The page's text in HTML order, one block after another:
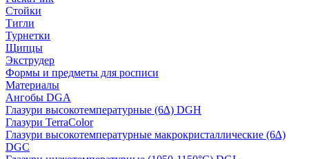
Стойки
Тигли
Турнетки
Щипцы
Экструдер
Формы и предметы для росписи
Материалы
Ангобы DGA
Глазури высокотемпературные (6∆) DGH
Глазури TerraColor
Глазури высокотемпературные макрокристаллические (6∆)
DGC